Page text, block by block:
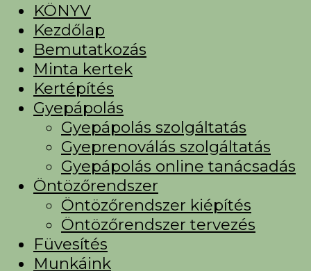
KÖNYV
Kezdőlap
Bemutatkozás
Minta kertek
Kertépítés
Gyepápolás
Gyepápolás szolgáltatás
Gyeprenoválás szolgáltatás
Gyepápolás online tanácsadás
Öntözőrendszer
Öntözőrendszer kiépítés
Öntözőrendszer tervezés
Füvesítés
Munkáink